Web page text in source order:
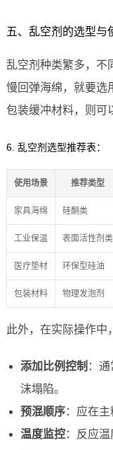
五、乱空剂的选型与
乱空剂种类繁多，不
慢回弹海绵，就要选
包装缓冲材料，则可
6. 乱空剂选型推荐表：
使用场景 推荐类型
家具海绵 硅酮类
工业保温 表面活性剂类
医疗垫材 环保型硅油
包装材料 物理发泡剂
此外，在实际操作中
添加比例控制 ：
沫塌陷。
预混顺序：应在主
温度监控：反应温